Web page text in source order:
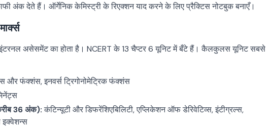
अंक देते हैं। ऑर्गेनिक केमिस्ट्री के रिएक्शन याद करने के लिए प्रैक्टिस नोटबुक बनाएँ।
असेसमेंट का होता है। NCERT के 13 चैप्टर 6 यूनिट में बँटे हैं। कैलकुलस यूनिट सबसे
और फंक्शंस, इनवर्स ट्रिगोनोमेट्रिक फंक्शंस
36 अंक):कंटिन्यूटी और डिफरेंशिएबिलिटी, एप्लिकेशन ऑफ डेरिवेटिव्स, इंटीग्रल्स,